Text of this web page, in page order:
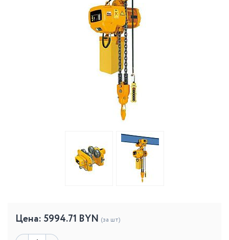
Цена: 5994.71 BYN (за шт)